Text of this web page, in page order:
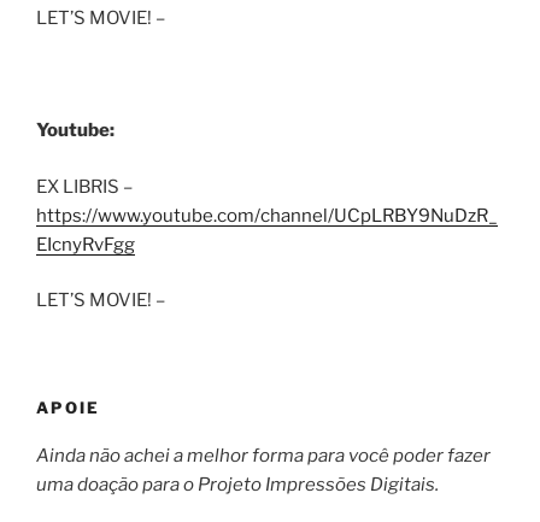
LET’S MOVIE! –
Youtube:
EX LIBRIS –
https://www.youtube.com/channel/UCpLRBY9NuDzR_
EIcnyRvFgg
LET’S MOVIE! –
APOIE
Ainda não achei a melhor forma para você poder fazer
uma doação para o Projeto Impressões Digitais.